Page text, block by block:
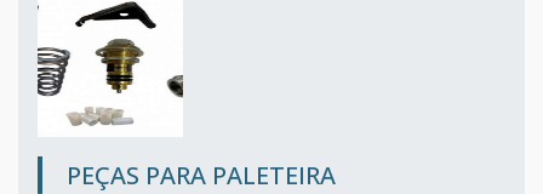
PEÇAS PARA PALETEIRA